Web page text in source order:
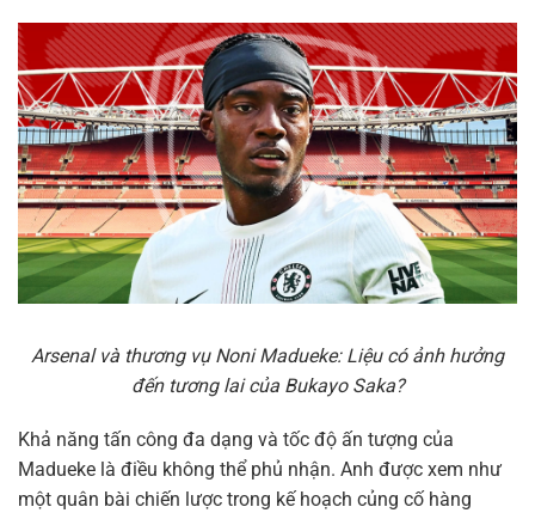
Arsenal và thương vụ Noni Madueke: Liệu có ảnh hưởng
đến tương lai của Bukayo Saka?
Khả năng tấn công đa dạng và tốc độ ấn tượng của
Madueke là điều không thể phủ nhận. Anh được xem như
một quân bài chiến lược trong kế hoạch củng cố hàng